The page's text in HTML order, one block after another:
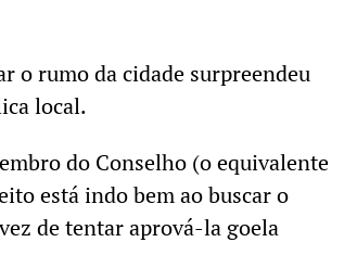
o rumo da cidade surpreendeu
local.
do Conselho (o equivalente
está indo bem ao buscar o
de tentar aprová-la goela